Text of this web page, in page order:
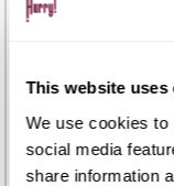
This website uses
We use cookies to
social media
share information
RENAULT